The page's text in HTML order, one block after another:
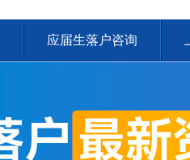
应届生落户咨询